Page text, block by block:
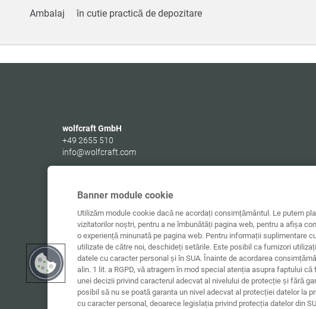
Ambalaj în cutie practică de depozitare
wolfcraft GmbH
+49 2655 510
info@wolfcraft.com
Germany
Banner module cookie
Utilizăm module cookie dacă ne acordați consimțământul. Le putem
vizitatorilor noștri, pentru a ne îmbunătăți pagina web, pentru a afișa
o experiență minunată pe pagina web. Pentru informații suplimentare
utilizate de către noi, deschideți setările. Este posibil ca furnizori
datele cu caracter personal și în SUA. Înainte de acordarea
alin. 1 lit. a RGPD, vă atragem în mod special atenția asupra faptului
unei decizii privind caracterul adecvat al nivelului de protecție și fără
posibil să nu se poată garanta un nivel adecvat al protecției datelor la
cu caracter personal, deoarece legislația privind protecția datelor din